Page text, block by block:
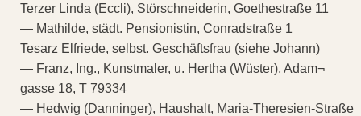
Terzer Linda (Eccli), Störschneiderin, Goethestraße 11
— Mathilde, städt. Pensionistin, Conradstraße 1
Tesarz Elfriede, selbst. Geschäftsfrau (siehe Johann)
— Franz, Ing., Kunstmaler, u. Hertha (Wüster), Adam¬
gasse 18, T 79334
— Hedwig (Danninger), Haushalt, Maria-Theresien-Straße